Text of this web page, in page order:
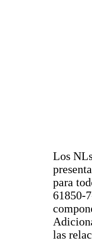
Los
para
61850-
las